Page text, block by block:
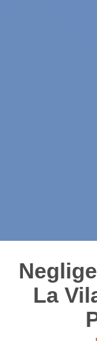
La